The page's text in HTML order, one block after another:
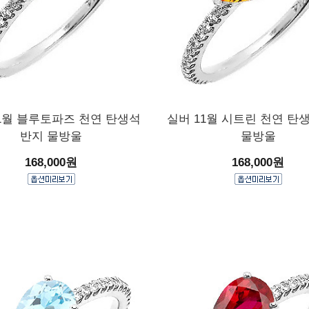
블루토파즈 천연 탄생석
반지 물방울
168,000원
실버 11월 시트린 천연 탄
물방울
168,000원